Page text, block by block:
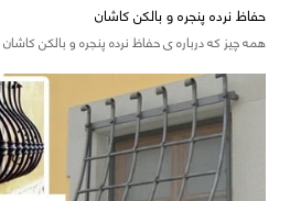
حفاظ نرده پنجره و بالکن کاشان
همه چیز که درباره ی حفاظ نرده پنجره و بالکن